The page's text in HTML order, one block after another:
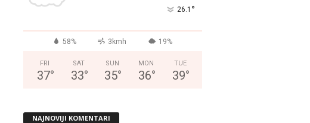
26.1 °
58% 3kmh 19%
FRI
37°
SAT
33°
SUN
35°
MON
36°
TUE
39°
NAJNOVIJI KOMENTARI